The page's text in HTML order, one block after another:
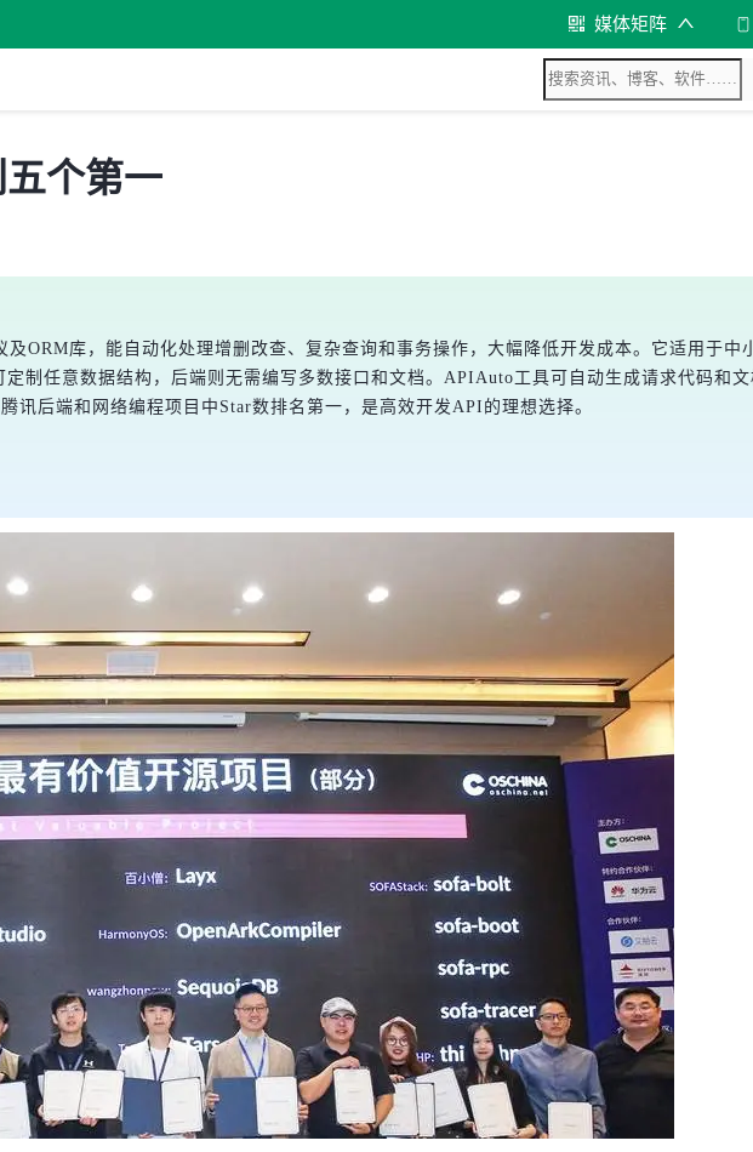
媒体矩阵
个第一
ORM库，能自动化处理增删改查、复杂查询和事务操作，大幅降低开发成本。它适用于中
制任意数据结构，后端则无需编写多数接口和文档。APIAuto工具可自动生成请求代码和
讯后端和网络编程项目中Star数排名第一，是高效开发API的理想选择。